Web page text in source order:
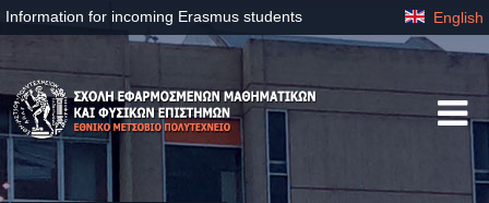
Information for incoming Erasmus students English